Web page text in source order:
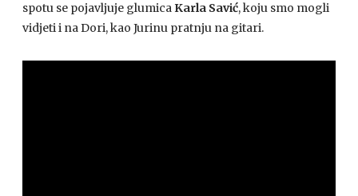
spotu se pojavljuje glumica Karla Savić, koju smo mogli
vidjeti i na Dori, kao Jurinu pratnju na gitari.